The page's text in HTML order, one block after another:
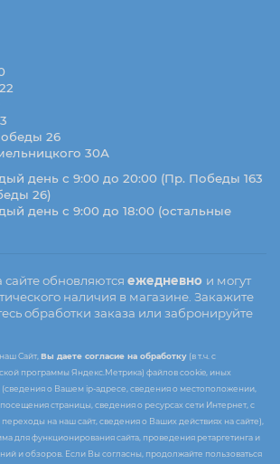
26
30А
день с 9:00 до 20:00 (Пр. Победы 163
26)
день с 9:00 до 18:00 (остальные
обновляются ежедневно и могут
наличия в магазине. Закажите
обработки заказа или забронируйте
Сайт, Вы даете согласие на обработку (в т.ч. с
программы Яндекс.Метрика) файлов cookie, иных
(сведения о Вашем ip-адресе, сведения о местоположении,
страницы, сведения о ресурсах сети Интернет, с
на наш сайт, сведения о Ваших действиях на сайте),
для функционирования сайта, проведения ретаргетинга и
и обзоров. Если Вы согласны, продолжайте пользоваться